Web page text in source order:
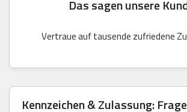
Das sagen unsere
Vertraue auf tausende zufriedene
Kennzeichen & Zulassung: